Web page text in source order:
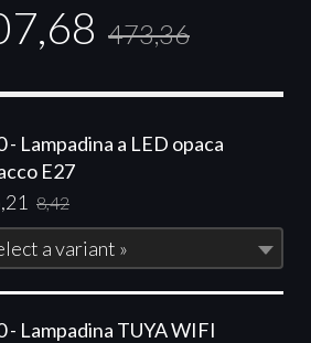
473,36
- Lampadina a LED opaca
E27
8,42
a variant »
- Lampadina TUYA WIFI